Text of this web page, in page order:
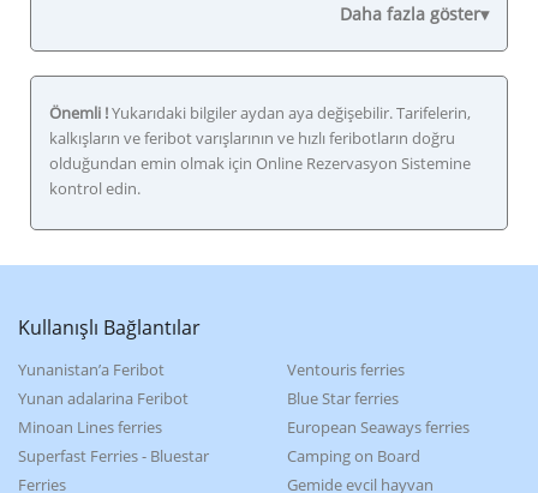
Daha fazla göster▾
Önemli !Yukarıdaki bilgiler aydan aya değişebilir. Tarifelerin,
kalkışların ve feribot varışlarının ve hızlı feribotların doğru
olduğundan emin olmak için Online Rezervasyon Sistemine
kontrol edin.
Κullanışlı Βağlantılar
Yunanistan’a Feribot
Yunan adalarina Feribot
Minoan Lines ferries
Superfast Ferries - Bluestar
Ferries
Ventouris ferries
Blue Star ferries
European Seaways ferries
Camping on Board
Gemide evcil hayvan